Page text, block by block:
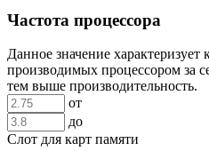
Частота процессора
Данное значение характеризует
производимых процессором за
тем выше производительность.
от
до
Слот для карт памяти